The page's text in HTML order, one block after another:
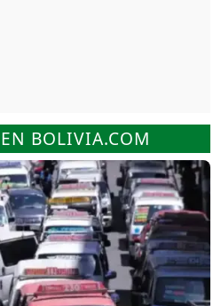
BOLIVIA.COM